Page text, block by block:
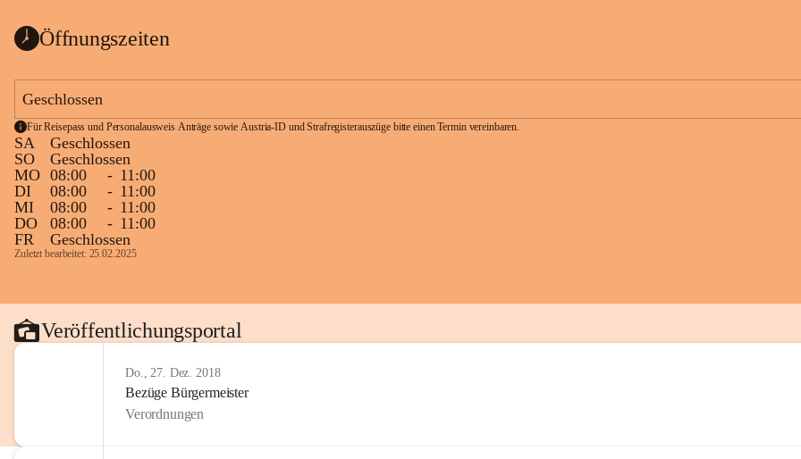
Öffnungszeiten
Geschlossen
Für Reisepass und Personalausweis Anträge sowie Austria-ID und Strafregisterauszüge bitte einen Termin vereinbaren.
SA
Geschlossen
SO
Geschlossen
MO 08:00 - 11:00
DI
08:00 - 11:00
MI
08:00 - 11:00
DO
08:00 - 11:00
FR
Geschlossen
Zuletzt bearbeitet: 25.02.2025
Veröffentlichungsportal
Do., 27. Dez. 2018
Bezüge Bürgermeister
Verordnungen